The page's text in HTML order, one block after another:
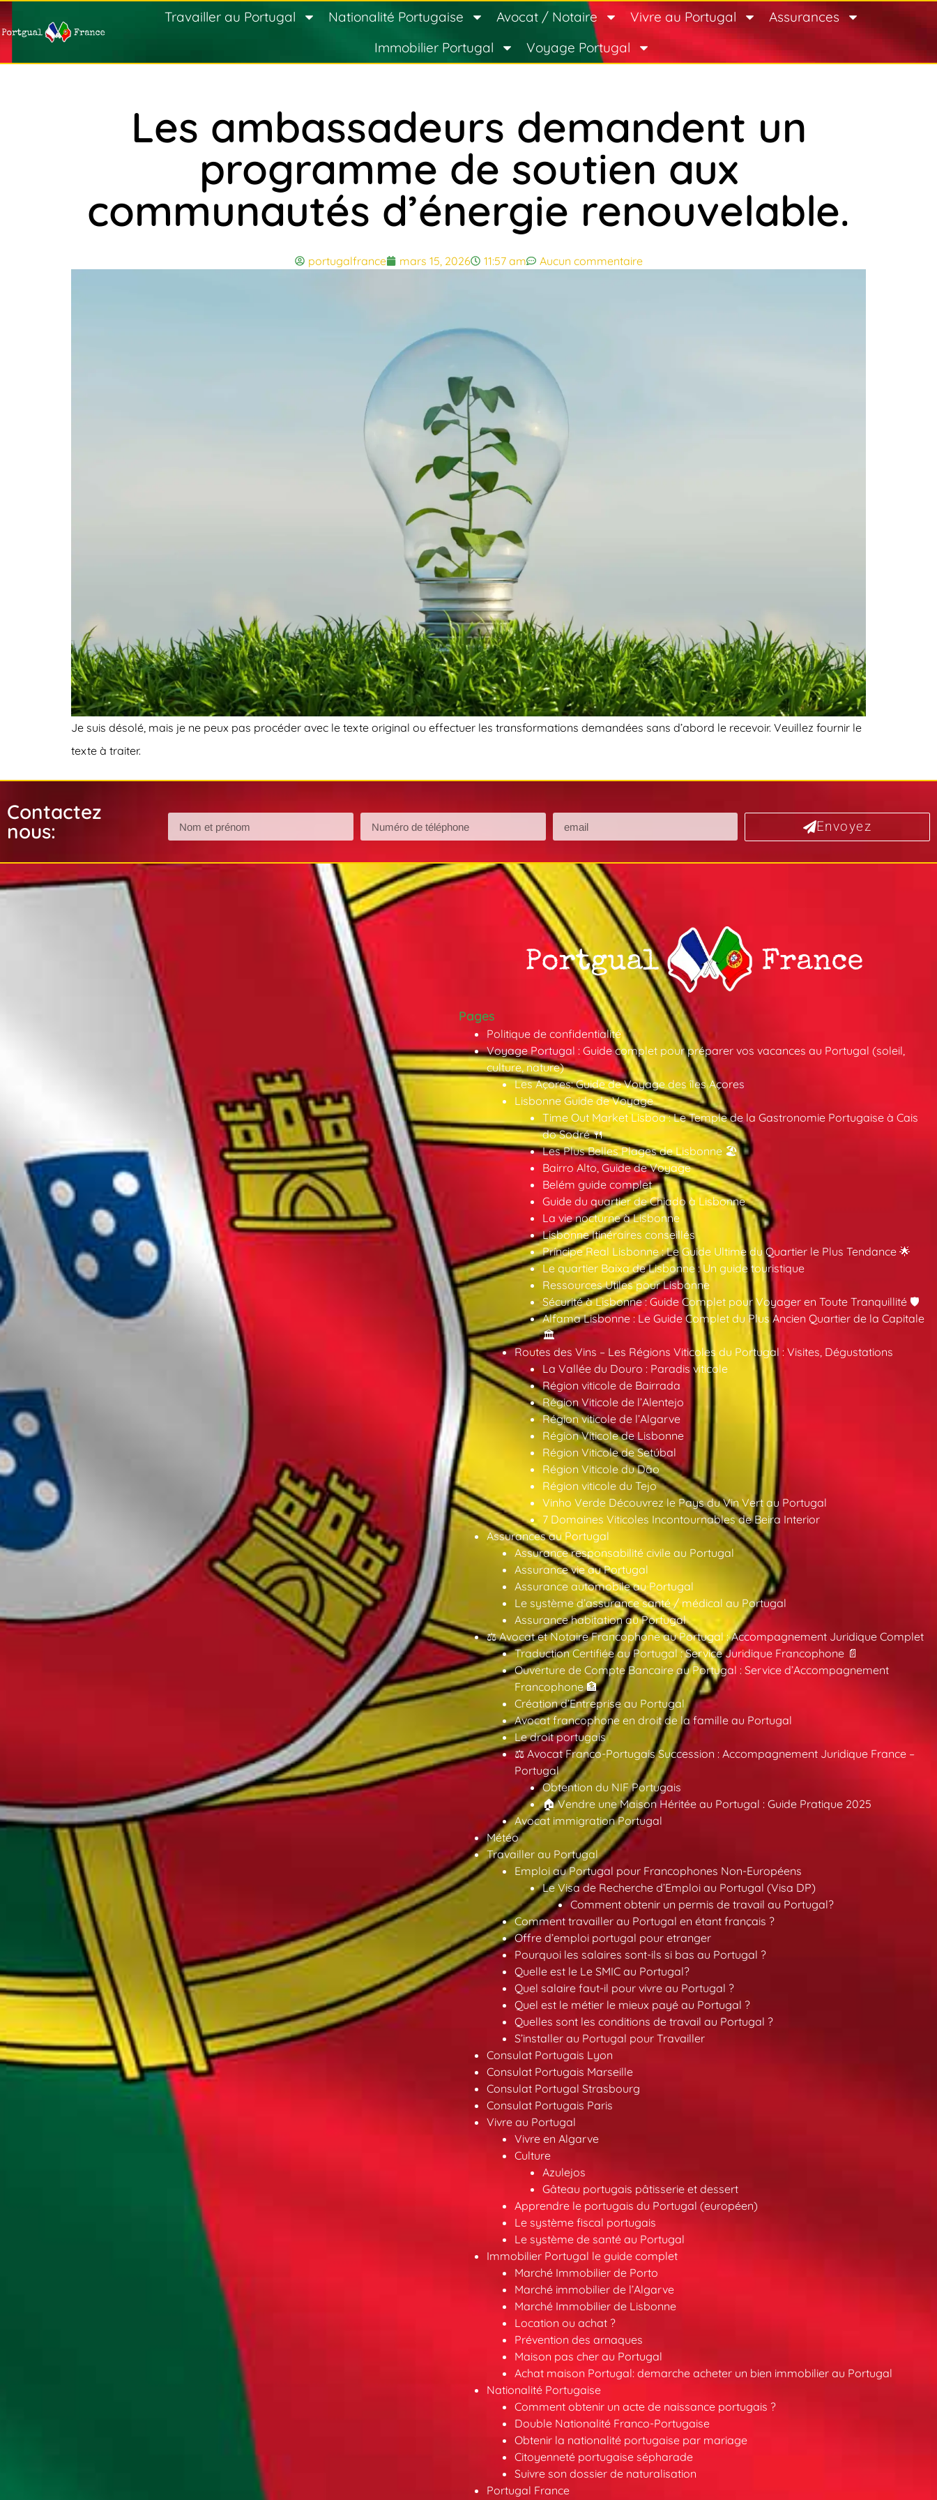
Travailler au Portugal Nationalité Portugaise Avocat / Notaire Vivre au Portugal
Assurances
Immobilier Portugal
Voyage Portugal
Les ambassadeurs demandent un
programme de soutien aux
communautés d’énergie renouvelable.
portugalfrance mars 15, 2026 11:57 am Aucun commentaire
Je suis désolé, mais je ne peux pas procéder avec le texte original ou effectuer les transformations demandées sans d’abord le recevoir. Veuillez fournir le
texte à traiter.
Contactez
nous:
Envoyez
Pages
Politique de confidentialité
Voyage Portugal : Guide complet pour préparer vos vacances au Portugal (soleil,
culture, nature)
Les Açores: Guide de Voyage des îles Açores
Lisbonne Guide de Voyage
Time Out Market Lisboa : Le Temple de la Gastronomie Portugaise à Cais
do Sodré 🍴
Les Plus Belles Plages de Lisbonne 🏖️
Bairro Alto, Guide de Voyage
Belém guide complet
Guide du quartier de Chiado à Lisbonne
La vie nocturne à Lisbonne
Lisbonne Itinéraires conseillés
Príncipe Real Lisbonne : Le Guide Ultime du Quartier le Plus Tendance 🌟
Le quartier Baixa de Lisbonne : Un guide touristique
Ressources Utiles pour Lisbonne
Sécurité à Lisbonne : Guide Complet pour Voyager en Toute Tranquillité 🛡️
Alfama Lisbonne : Le Guide Complet du Plus Ancien Quartier de la Capitale
🏛️
Routes des Vins – Les Régions Viticoles du Portugal : Visites, Dégustations
La Vallée du Douro : Paradis viticole
Région viticole de Bairrada
Région Viticole de l’Alentejo
Région viticole de l’Algarve
Région Viticole de Lisbonne
Région Viticole de Setúbal
Région Viticole du Dão
Région viticole du Tejo
Vinho Verde Découvrez le Pays du Vin Vert au Portugal
7 Domaines Viticoles Incontournables de Beira Interior
Assurances au Portugal
Assurance responsabilité civile au Portugal
Assurance vie au Portugal
Assurance automobile au Portugal
Le système d’assurance santé / médical au Portugal
Assurance habitation au Portugal
⚖️ Avocat et Notaire Francophone au Portugal : Accompagnement Juridique Complet
Traduction Certifiée au Portugal : Service Juridique Francophone 📄
Ouverture de Compte Bancaire au Portugal : Service d’Accompagnement
Francophone 🏦
Création d’Entreprise au Portugal
Avocat francophone en droit de la famille au Portugal
Le droit portugais
⚖️ Avocat Franco-Portugais Succession : Accompagnement Juridique France –
Portugal
Obtention du NIF Portugais
🏠 Vendre une Maison Héritée au Portugal : Guide Pratique 2025
Avocat immigration Portugal
Météo
Travailler au Portugal
Emploi au Portugal pour Francophones Non-Européens
Le Visa de Recherche d’Emploi au Portugal (Visa DP)
Comment obtenir un permis de travail au Portugal?
Comment travailler au Portugal en étant français ?
Offre d’emploi portugal pour etranger
Pourquoi les salaires sont-ils si bas au Portugal ?
Quelle est le Le SMIC au Portugal?
Quel salaire faut-il pour vivre au Portugal ?
Quel est le métier le mieux payé au Portugal ?
Quelles sont les conditions de travail au Portugal ?
S’installer au Portugal pour Travailler
Consulat Portugais Lyon
Consulat Portugais Marseille
Consulat Portugal Strasbourg
Consulat Portugais Paris
Vivre au Portugal
Vivre en Algarve
Culture
Azulejos
Gâteau portugais pâtisserie et dessert
Apprendre le portugais du Portugal (européen)
Le système fiscal portugais
Le système de santé au Portugal
Immobilier Portugal le guide complet
Marché Immobilier de Porto
Marché immobilier de l’Algarve
Marché Immobilier de Lisbonne
Location ou achat ?
Prévention des arnaques
Maison pas cher au Portugal
Achat maison Portugal: demarche acheter un bien immobilier au Portugal
Nationalité Portugaise
Comment obtenir un acte de naissance portugais ?
Double Nationalité Franco-Portugaise
Obtenir la nationalité portugaise par mariage
Citoyenneté portugaise sépharade
Suivre son dossier de naturalisation
Portugal France